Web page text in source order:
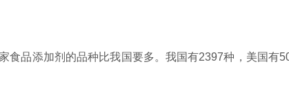
品添加剂的品种比我国要多。我国有2397种，美国有